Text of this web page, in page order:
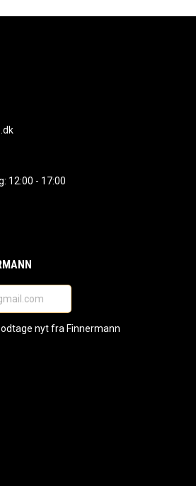
12:00 - 17:00
nyt fra Finnermann